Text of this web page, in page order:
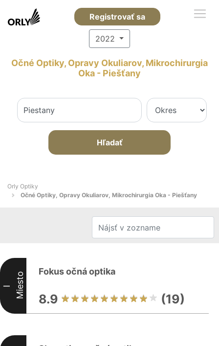
Registrovať sa
2022
Očné Optiky, Opravy Okuliarov, Mikrochirurgia
Oka - Piešťany
Hľadať
Orly Optiky
Očné Optiky, Opravy Okuliarov, Mikrochirurgia Oka - Piešťany
I Miesto Fokus očná optika
8.9 (19)